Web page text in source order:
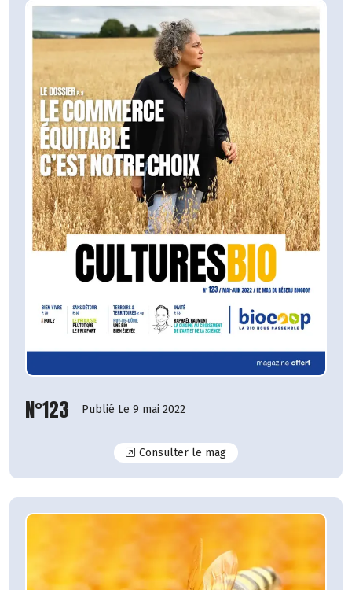
N°123 Publié Le 9 mai 2022
Consulter le magN°123